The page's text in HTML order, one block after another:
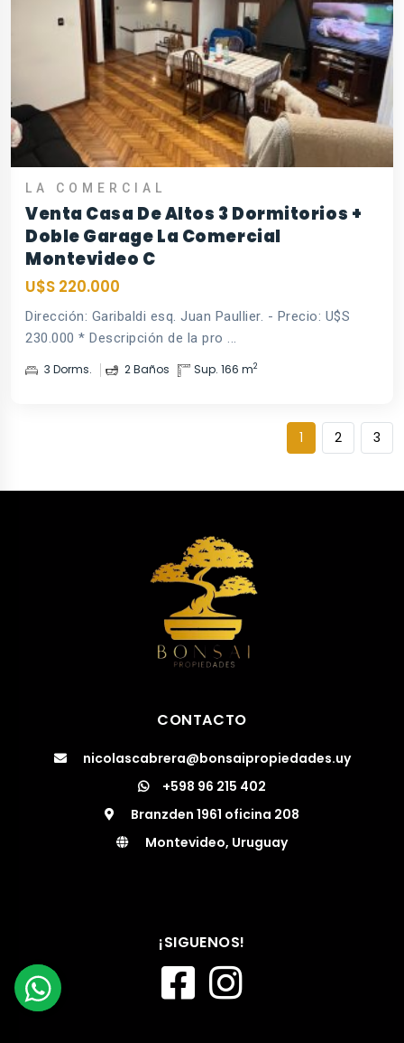
LA COMERCIAL
Venta Casa De Altos 3 Dormitorios +
Doble Garage La Comercial
Montevideo C
U$S 220.000
Dirección: Garibaldi esq. Juan Paullier. - Precio: U$S
230.000 * Descripción de la pro ...
3 Dorms. 2 Baños Sup. 166 m2
1 2 3
CONTACTO
nicolascabrera@bonsaipropiedades.uy
+598 96 215 402
Branzden 1961 oficina 208
Montevideo, Uruguay
¡SIGUENOS!